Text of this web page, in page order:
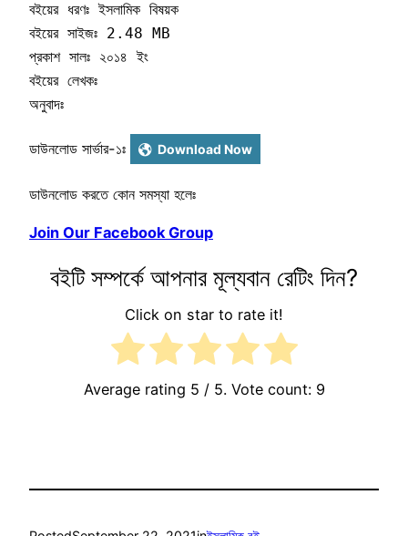
বইয়ের ধরণঃ ইসলামিক বিষয়ক
বইয়ের সাইজঃ 2.48 MB
প্রকাশ সালঃ ২০১৪ ইং
বইয়ের লেখকঃ
অনুবাদঃ
ডাউনলোড সার্ভার-১ঃ Download Now
ডাউনলোড করতে কোন সমস্যা হলেঃ
Join Our Facebook Group
বইটি সম্পর্কে আপনার মূল্যবান রেটিং দিন?
Click on star to rate it!
Average rating 5 / 5. Vote count: 9